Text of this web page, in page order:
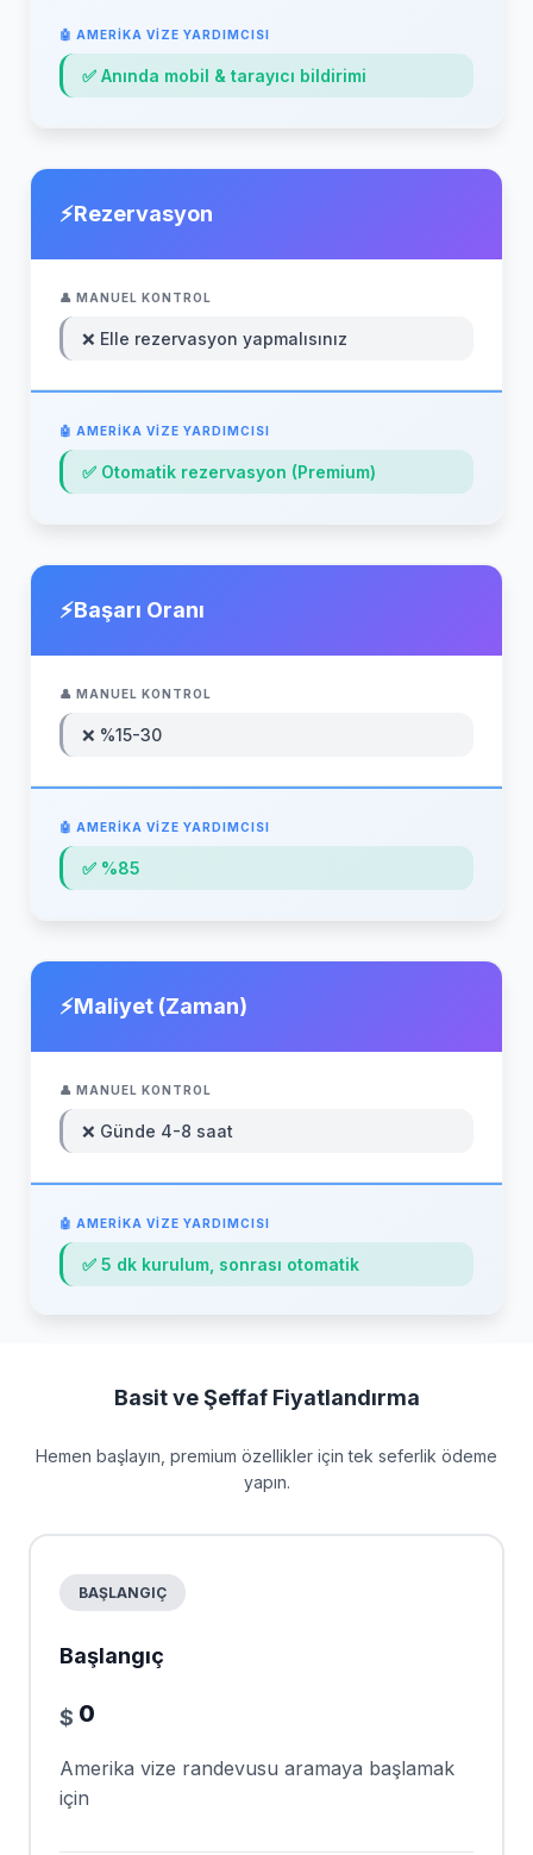
✅ Anında mobil & tarayıcı bildirimi
Rezervasyon
❌ Elle rezervasyon yapmalısınız
✅ Otomatik rezervasyon (Premium)
Başarı Oranı
❌ %15-30
✅ %85
Maliyet (Zaman)
❌ Günde 4-8 saat
✅ 5 dk kurulum, sonrası otomatik
Basit ve Şeffaf Fiyatlandırma
Hemen başlayın, premium özellikler için tek seferlik ödeme
yapın.
BAŞLANGIÇ
Başlangıç
$ 0
Amerika vize randevusu aramaya başlamak
için